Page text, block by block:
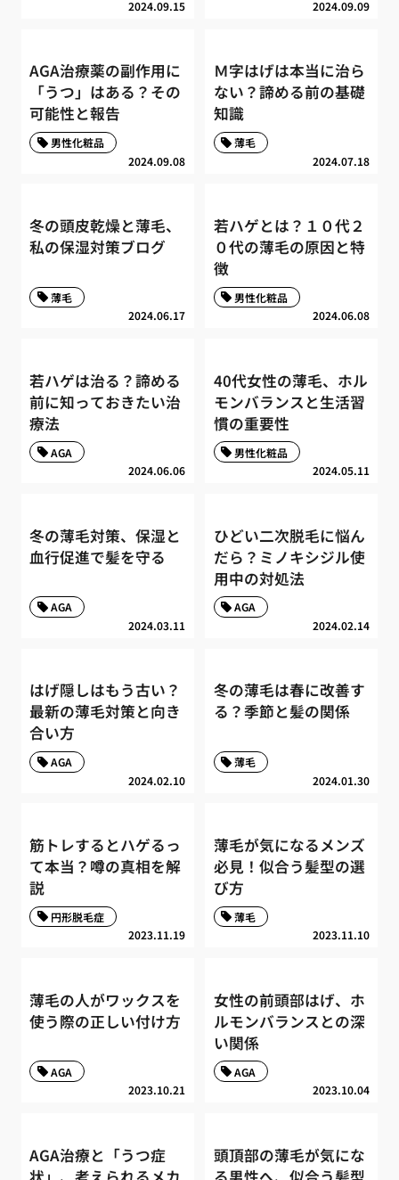
2024.09.15 2024.09.09
AGA治療薬の副作用に
「うつ」はある？その
可能性と報告
2024.09.08
男性化粧品
Ｍ字はげは本当に治ら
ない？諦める前の基礎
知識
2024.07.18
薄毛
冬の頭皮乾燥と薄毛、
私の保湿対策ブログ
2024.06.17
薄毛
若ハゲとは？１０代２
０代の薄毛の原因と特
徴
2024.06.08
男性化粧品
若ハゲは治る？諦める
前に知っておきたい治
療法
2024.06.06
AGA
40代女性の薄毛、ホル
モンバランスと生活習
慣の重要性
2024.05.11
男性化粧品
冬の薄毛対策、保湿と
血行促進で髪を守る
2024.03.11
AGA
ひどい二次脱毛に悩ん
だら？ミノキシジル使
用中の対処法
2024.02.14
AGA
はげ隠しはもう古い？
最新の薄毛対策と向き
合い方
2024.02.10
AGA
冬の薄毛は春に改善す
る？季節と髪の関係
2024.01.30
薄毛
筋トレするとハゲるっ
て本当？噂の真相を解
説
2023.11.19
円形脱毛症
薄毛が気になるメンズ
必見！似合う髪型の選
び方
2023.11.10
薄毛
薄毛の人がワックスを
使う際の正しい付け方
2023.10.21
AGA
女性の前頭部はげ、ホ
ルモンバランスとの深
い関係
2023.10.04
AGA
AGA治療と「うつ症
頭頂部の薄毛が気にな